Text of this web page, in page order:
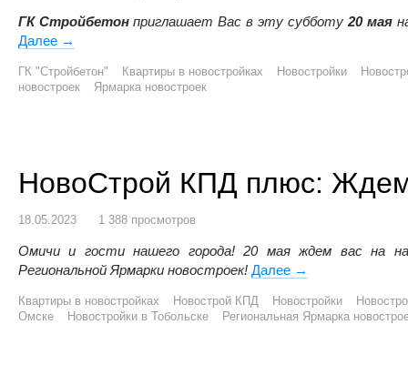
ГК Стройбетонприглашает Вас в эту субботу20 мая
Далее ГК Стройбетон примет участие в Региональной
→
ГК "Стройбетон" Квартиры в новостройках Новостройки
новостроек
Ярмарка новостроек
НовоСтрой КПД плюс:
18.05.2023 1 388 просмотров
Омичи и гости нашего города! 20 мая ждем вас на
Региональной Ярмарки новостроек! Далее НовоСтрой КПД
→
Квартиры в новостройках Новострой КПД Новостройки
Омске
Новостройки в Тобольске Региональная Ярмарка